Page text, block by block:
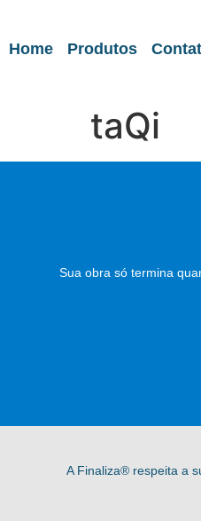
Home Produtos
taQi
Sua obra só termina
A Finaliza® respeita a